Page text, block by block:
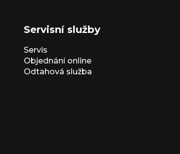
Servisní služby
Servis
Objednání online
Odtahová služba